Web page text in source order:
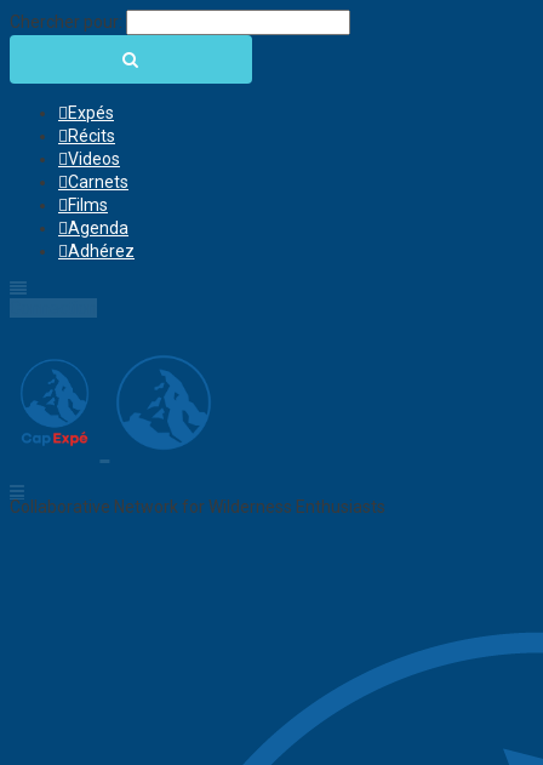
Chercher pour:
Expés
Récits
Videos
Carnets
Films
Agenda
Adhérez
Collaborative Network for Wilderness Enthusiasts